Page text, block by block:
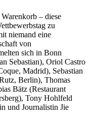
– diese
zu
niemand eine
von
sich in Bonn
Sebastian), Oriol Castro
Madrid), Sebastian
Berlin), Thomas
Bätz (Restaurant
Tony Hohlfeld
und Journalistin Jie